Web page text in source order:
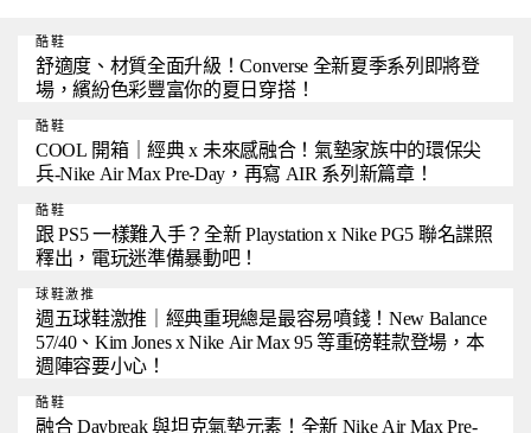
酷鞋
舒適度、材質全面升級！Converse 全新夏季系列即將登
場，繽紛色彩豐富你的夏日穿搭！
酷鞋
COOL 開箱｜經典 x 未來感融合！氣墊家族中的環保尖
兵-Nike Air Max Pre-Day，再寫 AIR 系列新篇章！
酷鞋
跟 PS5 一樣難入手？全新 Playstation x Nike PG5 聯名諜照
釋出，電玩迷準備暴動吧！
球鞋激推
週五球鞋激推｜經典重現總是最容易噴錢！New Balance
57/40、Kim Jones x Nike Air Max 95 等重磅鞋款登場，本
週陣容要小心！
酷鞋
融合 Daybreak 與坦克氣墊元素！全新 Nike Air Max Pre-